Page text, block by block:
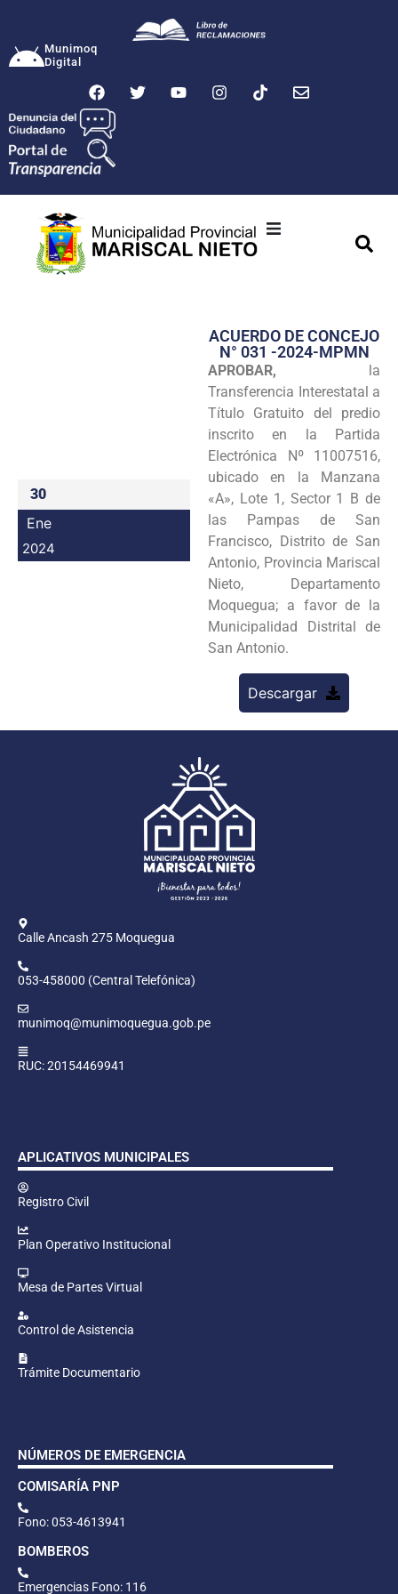
Munimoq
Digital
Transparencia
Seguridad
Programas
Intranet
30
Ene
2024
ACUERDO DE CONCEJO
N° 031 -2024-MPMN
APROBAR, la
Transferencia Interestatal a
Título Gratuito del predio
inscrito en la Partida
Electrónica Nº 11007516,
ubicado en la Manzana
«A», Lote 1, Sector 1 B de
las Pampas de San
Francisco, Distrito de San
Antonio, Provincia Mariscal
Nieto, Departamento
Moquegua; a favor de la
Municipalidad Distrital de
San Antonio.
Descargar
Calle Ancash 275 Moquegua
053-458000 (Central Telefónica)
munimoq@munimoquegua.gob.pe
RUC: 20154469941
APLICATIVOS MUNICIPALES
Registro Civil
Plan Operativo Institucional
Mesa de Partes Virtual
Control de Asistencia
Trámite Documentario
NÚMEROS DE EMERGENCIA
COMISARÍA PNP
Fono: 053-4613941
BOMBEROS
Emergencias Fono: 116